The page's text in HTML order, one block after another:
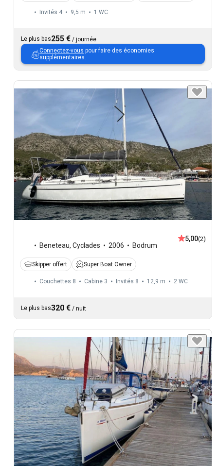
Invités 4 9,5 m 1 WC
Le plus bas255 € / journée
Connectez-vous pour faire des économies
supplémentaires.
Beneteau, Cyclades 2006 Bodrum
5,00(2)
Skipper offert Super Boat Owner
Couchettes 8 Cabine 3 Invités 8 12,9 m 2 WC
Le plus bas320 € / nuit